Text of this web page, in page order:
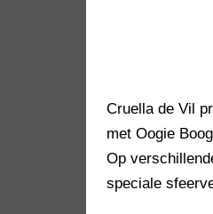
Cruella de Vil
met Oogie
Op
speciale